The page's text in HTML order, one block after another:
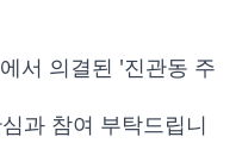
서 의결된 '진관동 주
과 참여 부탁드립니